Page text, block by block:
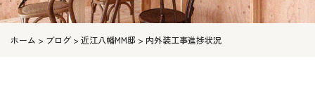
ホーム > ブログ> 近江八幡MM邸 > 内外装工事進捗状況